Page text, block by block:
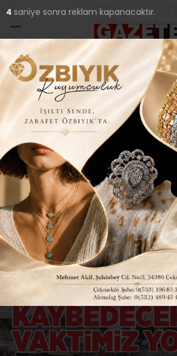
Ana Sayfa›Tüm Manşetler
Depremler
ve denetimsizlik
öldürüyor!..
Giriş: 19-08-2025 12:39
Güncelleme: 19-08-2025 19:58
3 saniye sonra reklam kapanacaktır.